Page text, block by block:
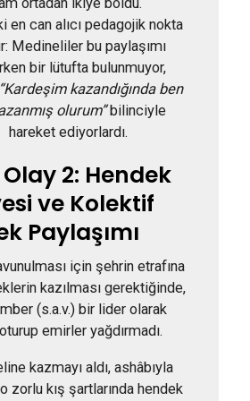
ortadan ikiye böldü.
en can alıcı pedagojik nokta
Medineliler bu paylaşımı
bir lütufta bulunmuyor,
“Kardeşim kazandığında ben
olurum”bilinciyle
hareket ediyorlardı.
2: Hendek
ve Kolektif
Paylaşımı
için şehrin etrafına
kazılması gerektiğinde,
(s.a.v.) bir lider olarak
emirler yağdırmadı.
kazmayı aldı, ashâbıyla
zorlu kış şartlarında hendek